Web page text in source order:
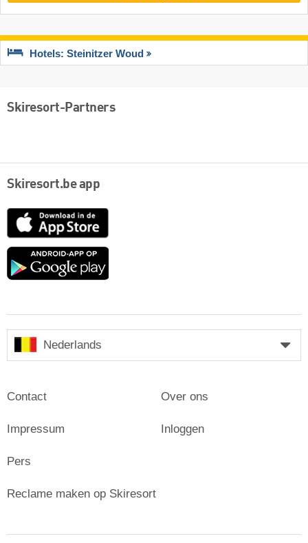
Hotels: Steinitzer Woud
Skiresort-Partners
Skiresort.be app
App
Google
Nederlands
Contact
Impressum
Pers
Over ons
Inloggen
Reclame maken op Skiresort